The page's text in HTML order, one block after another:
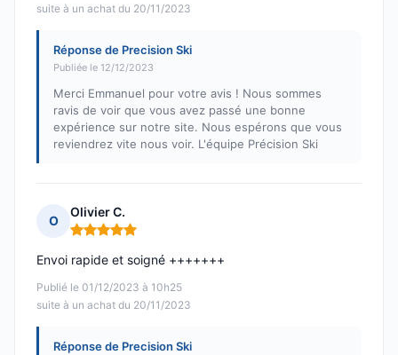
suite à un achat du 20/11/2023
Réponse de Precision Ski
Publiée le 12/12/2023
Merci Emmanuel pour votre avis ! Nous sommes
ravis de voir que vous avez passé une bonne
expérience sur notre site. Nous espérons que vous
reviendrez vite nous voir. L'équipe Précision Ski
O
Olivier C.
Note : 5 sur 5
Publié le 01/12/2023 à 10h25
suite à un achat du 20/11/2023
Envoi rapide et soigné +++++++
Réponse de Precision Ski